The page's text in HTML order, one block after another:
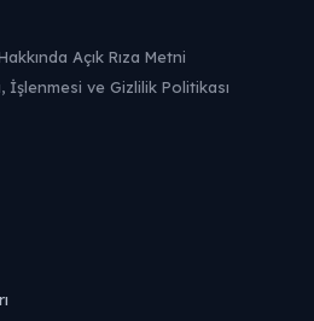
Açık Rıza Metni
İşlenmesi ve Gizlilik Politikası